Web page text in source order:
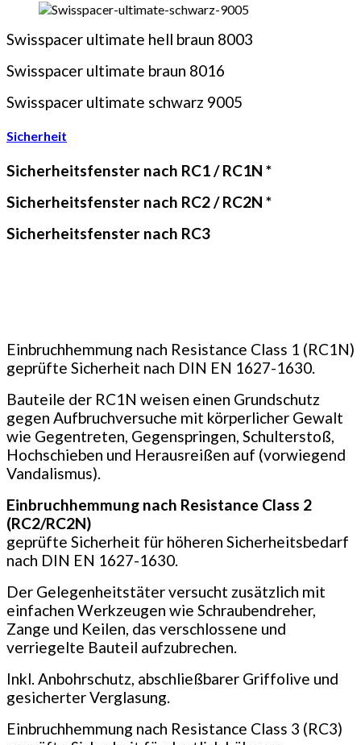
Swisspacer ultimate hell braun 8003
Swisspacer ultimate braun 8016
Swisspacer ultimate schwarz 9005
Sicherheit
Sicherheitsfenster nach RC1 / RC1N *
Sicherheitsfenster nach RC2 / RC2N *
Sicherheitsfenster nach RC3
Einbruchhemmung nach Resistance Class 1 (RC1N)
geprüfte Sicherheit nach DIN EN 1627-1630.
Bauteile der RC1N weisen einen Grundschutz
gegen Aufbruchversuche mit körperlicher Gewalt
wie Gegentreten, Gegenspringen, Schulterstoß,
Hochschieben und Heraus­reißen auf (vorwiegend
Vandalismus).
Einbruchhemmung nach Resistance Class 2
(RC2/RC2N)
geprüfte Sicherheit für höheren Sicherheitsbedarf
nach DIN EN 1627-1630.
Der Gelegenheitstäter versucht zusätzlich mit
einfachen Werkzeugen wie Schraubendreher,
Zange und Keilen, das verschlossene und
verriegelte Bauteil aufzubrechen.
Inkl. Anbohrschutz, abschließbarer Griffolive und
gesicherter Verglasung.
Einbruchhemmung nach Resistance Class 3 (RC3)